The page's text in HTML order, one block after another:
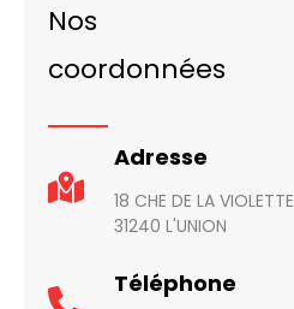
Nos
coordonnées
Adresse
18 CHE DE LA VIOLETTE
31240 L'UNION
Téléphone